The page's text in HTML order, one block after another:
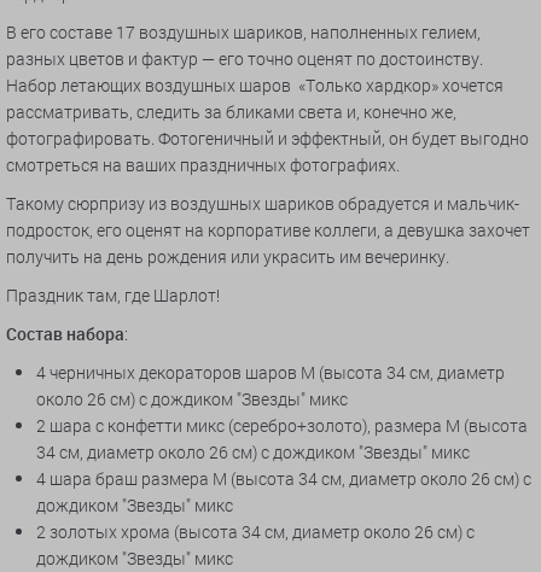
В его составе 17 воздушных шариков, наполненных гелием,
разных цветов и фактур — его точно оценят по достоинству.
Набор летающих воздушных шаров «Только хардкор» хочется
рассматривать, следить за бликами света и, конечно же,
фотографировать. Фотогеничный и эффектный, он будет выгодно
смотреться на ваших праздничных фотографиях.
Такому сюрпризу из воздушных шариков обрадуется и мальчик-
подросток, его оценят на корпоративе коллеги, а девушка захочет
получить на день рождения или украсить им вечеринку.
Праздник там, где Шарлот!
Состав набора:
4 черничных декораторов шаров M (высота 34 см, диаметр
около 26 см) с дождиком "Звезды" микс
2 шара с конфетти микс (серебро+золото), размера M (высота
34 см, диаметр около 26 см) с дождиком "Звезды" микс
4 шара браш размера M (высота 34 см, диаметр около 26 см) с
дождиком "Звезды" микс
2 золотых хрома (высота 34 см, диаметр около 26 см) с
дождиком "Звезды" микс